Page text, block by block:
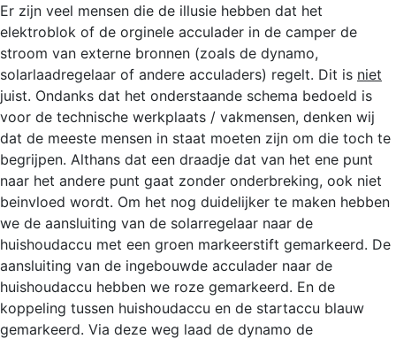
Er zijn veel mensen die de illusie hebben dat het
elektroblok of de orginele acculader in de camper de
stroom van externe bronnen (zoals de dynamo,
solarlaadregelaar of andere acculaders) regelt. Dit is niet
juist. Ondanks dat het onderstaande schema bedoeld is
voor de technische werkplaats / vakmensen, denken wij
dat de meeste mensen in staat moeten zijn om die toch te
begrijpen. Althans dat een draadje dat van het ene punt
naar het andere punt gaat zonder onderbreking, ook niet
beinvloed wordt. Om het nog duidelijker te maken hebben
we de aansluiting van de solarregelaar naar de
huishoudaccu met een groen markeerstift gemarkeerd. De
aansluiting van de ingebouwde acculader naar de
huishoudaccu hebben we roze gemarkeerd. En de
koppeling tussen huishoudaccu en de startaccu blauw
gemarkeerd. Via deze weg laad de dynamo de